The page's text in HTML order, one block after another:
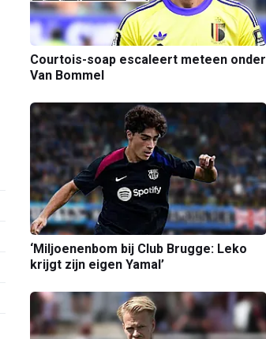
Courtois-soap escaleert meteen onder
Van Bommel
‘Miljoenenbom bij Club Brugge: Leko
krijgt zijn eigen Yamal’